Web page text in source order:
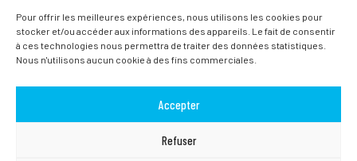
Pour offrir les meilleures expériences, nous utilisons les cookies pour
stocker et/ou accéder aux informations des appareils. Le fait de consentir
à ces technologies nous permettra de traiter des données statistiques.
Nous n'utilisons aucun cookie à des fins commerciales.
Accepter
Refuser
JE M'ABONNE
Alternative: